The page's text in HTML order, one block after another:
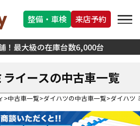
！最大級の在庫台数6,000台
整備・車検 来店予約
イースの中古車一覧
中古車一覧 ダイハツの中古車一覧 ダイハツ